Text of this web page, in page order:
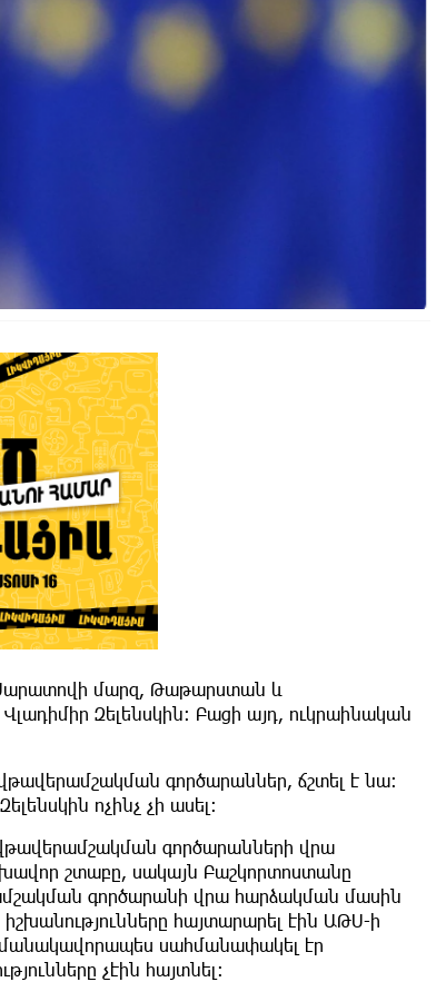
մարզ, Թաթարստան և
Զելենսկին։ Բացի այդ, ուկրաինական
գործարաններ, ճշտել է նա։
ոչինչ չի ասել։
գործարանների վրա
շտաբը, սակայն Բաշկորտոստանը
գործարանի վրա հարձակման մասին
հայտարարել էին ԱԹՍ-ի
սահմանափակել էր
չէին հայտնել։